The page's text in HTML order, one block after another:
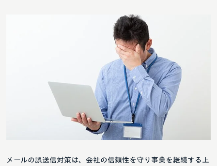
メールの誤送信対策は、会社の信頼性を守り事業を継続する上